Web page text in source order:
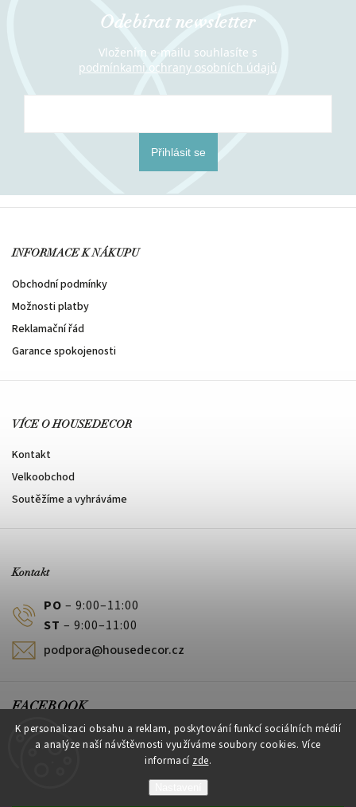
K personalizaci obsahu a reklam, poskytování funkcí sociálních médií
a analýze naší návštěvnosti využíváme soubory cookies. Více
informací zde.
Odebírat newsletter
Vložením e-mailu souhlasíte s
podmínkami ochrany osobních údajů
Přihlásit se
INFORMACE K NÁKUPU
Obchodní podmínky
Možnosti platby
Reklamační řád
Garance spokojenosti
VÍCE O HOUSEDECOR
Kontakt
Velkoobchod
Soutěžíme a vyhráváme
Kontakt
PO – 9:00–11:00
ST – 9:00–11:00
podpora@housedecor.cz
FACEBOOK